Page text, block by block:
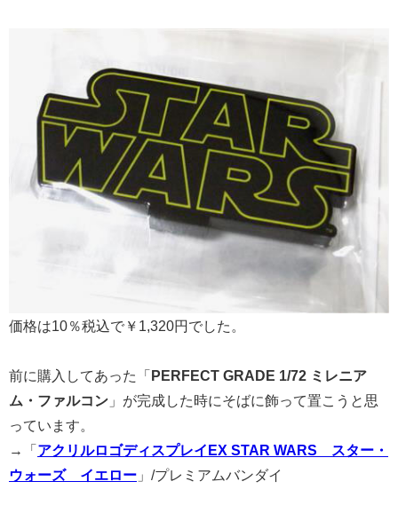
価格は10％税込で￥1,320円でした。
前に購入してあった「 PERFECT GRADE 1/72 ミレニア
ム・ファルコン 」が完成した時にそばに飾って置こうと思
っています。
→「 アクリルロゴディスプレイEX STAR WARS スター・
ウォーズ イエロー 」/プレミアムバンダイ